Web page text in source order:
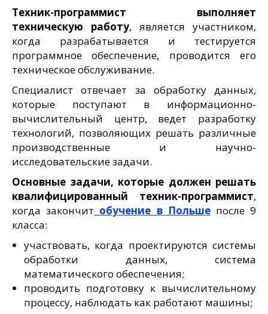
Техник-программист выполняет
техническую работу, является участником,
когда разрабатывается и тестируется
программное обеспечение, проводится его
техническое обслуживание.
Специалист отвечает за обработку данных,
которые поступают в информационно-
вычислительный центр, ведет разработку
технологий, позволяющих решать различные
производственные и научно-
исследовательские задачи.
Основные задачи, которые должен решать
квалифицированный техник-программист,
когда закончит обучение в Польшепосле 9
класса:
участвовать, когда проектируются системы
обработки данных, система
математического обеспечения;
проводить подготовку к вычислительному
процессу, наблюдать как работают машины;